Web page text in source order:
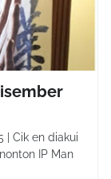
| Cik en diakui
IP Man